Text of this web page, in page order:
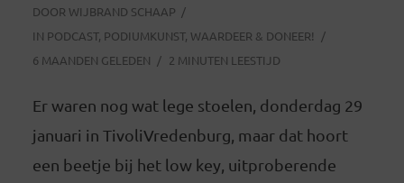
DOOR WIJBRAND SCHAAP
IN PODCAST, PODIUMKUNST, WAARDEER & DONEER!
6 MAANDEN GELEDEN
2 MINUTEN LEESTIJD
Er waren nog wat lege stoelen, donderdag 29
januari in TivoliVredenburg, maar dat hoort
een beetje bij het low key, uitproberende